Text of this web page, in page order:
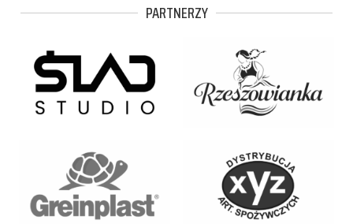
PARTNERZY